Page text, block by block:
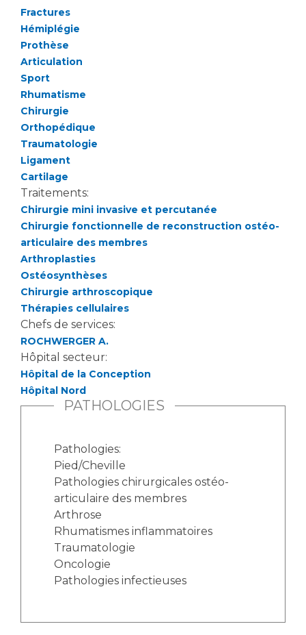
Qualité
Nos indicateurs qualité et de sécurité des soins
Protection des données
Sécurité
Les recherches en santé à l’AP-HM
Lieu de santé sans tabac
Documents utiles
Fractures
Hémiplégie
Prothèse
Articulation
Sport
Rhumatisme
Chirurgie
Orthopédique
Traumatologie
Ligament
Cartilage
Traitements:
Chirurgie mini invasive et percutanée
Chirurgie fonctionnelle de reconstruction ostéo-
articulaire des membres
Arthroplasties
Ostéosynthèses
Chirurgie arthroscopique
Thérapies cellulaires
Chefs de services:
ROCHWERGER A.
Hôpital secteur:
Hôpital de la Conception
Hôpital Nord
PATHOLOGIES
Pathologies:
Pied/Cheville
Pathologies chirurgicales ostéo-
articulaire des membres
Arthrose
Rhumatismes inflammatoires
Traumatologie
Oncologie
Pathologies infectieuses